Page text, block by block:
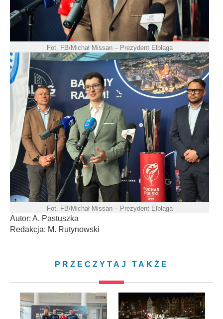
Fot. FB/Michał Missan – Prezydent Elbląga
Fot. FB/Michał Missan – Prezydent Elbląga
Autor: A. Pastuszka
Redakcja: M. Rutynowski
PRZECZYTAJ TAKŻE